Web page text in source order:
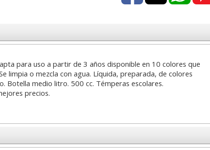
para uso a partir de 3 años disponible en 10 colores que
limpia o mezcla con agua. Líquida, preparada, de colores
Botella medio litro. 500 cc. Témperas escolares.
precios.
0,83 con Iva
Acuarelas Jovi pastilla
4,22 con Iva